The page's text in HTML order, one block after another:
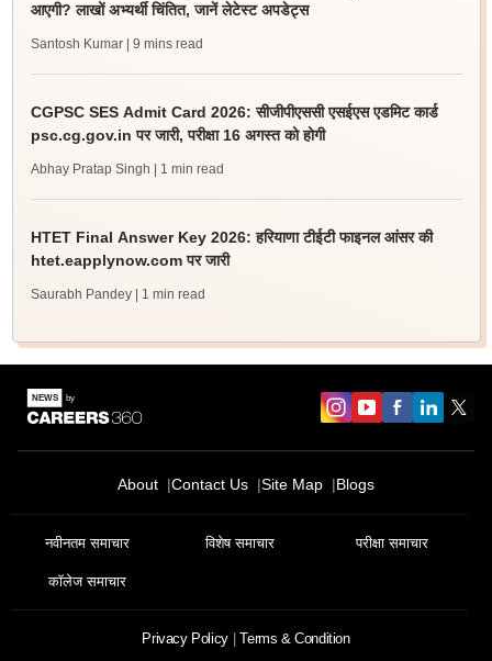
आएगी? लाखों अभ्यर्थी चिंतित, जानें लेटेस्ट अपडेट्स
Santosh Kumar | 9 mins read
CGPSC SES Admit Card 2026: सीजीपीएससी एसईएस एडमिट कार्ड
psc.cg.gov.in पर जारी, परीक्षा 16 अगस्त को होगी
Abhay Pratap Singh | 1 min read
HTET Final Answer Key 2026: हरियाणा टीईटी फाइनल आंसर की
htet.eapplynow.com पर जारी
Saurabh Pandey | 1 min read
About Contact Us Site Map Blogs
नवीनतम समाचार विशेष समाचार परीक्षा समाचार
कॉलेज समाचार
Privacy Policy Terms & Condition